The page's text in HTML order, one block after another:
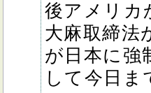
後アメリカ
大麻取締法
が日本に強
して今日